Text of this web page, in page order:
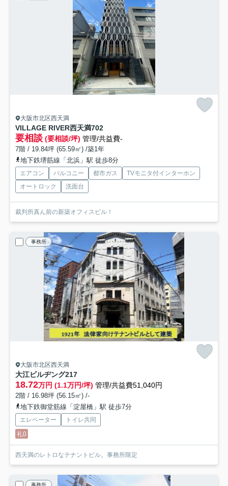
大阪市北区西天満
VILLAGE RIVER西天満702
要相談 (要相談/坪) 管理/共益費-
7階 / 19.84坪 (65.59㎡) /築1年
地下鉄堺筋線「北浜」駅 徒歩8分
エアコン バルコニー 都市ガス
TVモニタ付インターホン
オートロック
洗面台
裁判所真ん前の新築オフィスビル！
事務所
大阪市北区西天満
大江ビルヂング217
18.72万円 (1.1万円/坪) 管理/共益費51,040円
2階 / 16.98坪 (56.15㎡) /-
地下鉄御堂筋線「淀屋橋」駅 徒歩7分
エレベーター
トイレ共同
礼0
西天満のレトロなテナントビル。事務所限定